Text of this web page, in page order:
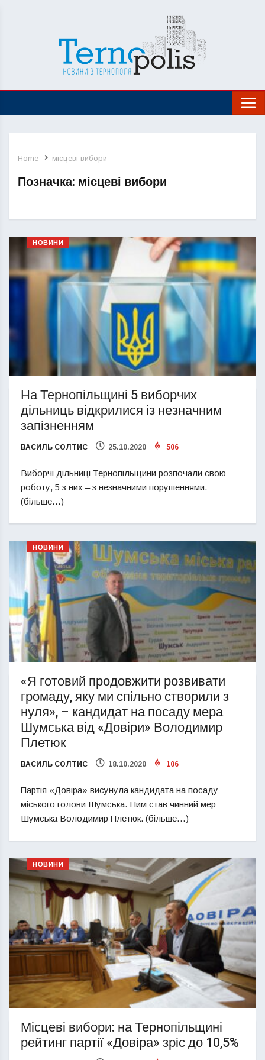
Home місцеві вибори
Позначка: місцеві вибори
НОВИНИ
На Тернопільщині 5 виборчих
дільниць відкрилися із незначним
запізненням
ВАСИЛЬ СОЛТИС 25.10.2020 506
Виборчі дільниці Тернопільщини розпочали свою
роботу, 5 з них – з незначними порушеннями.
(більше…)
НОВИНИ
«Я готовий продовжити розвивати
громаду, яку ми спільно створили з
нуля», – кандидат на посаду мера
Шумська від «Довіри» Володимир
Плетюк
ВАСИЛЬ СОЛТИС 18.10.2020 106
Партія «Довіра» висунула кандидата на посаду
міського голови Шумська. Ним став чинний мер
Шумська Володимир Плетюк. (більше…)
НОВИНИ
Місцеві вибори: на Тернопільщині
рейтинг партії «Довіра» зріс до 10,5%